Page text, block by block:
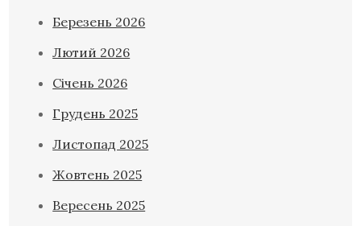
Березень 2026
Лютий 2026
Січень 2026
Грудень 2025
Листопад 2025
Жовтень 2025
Вересень 2025